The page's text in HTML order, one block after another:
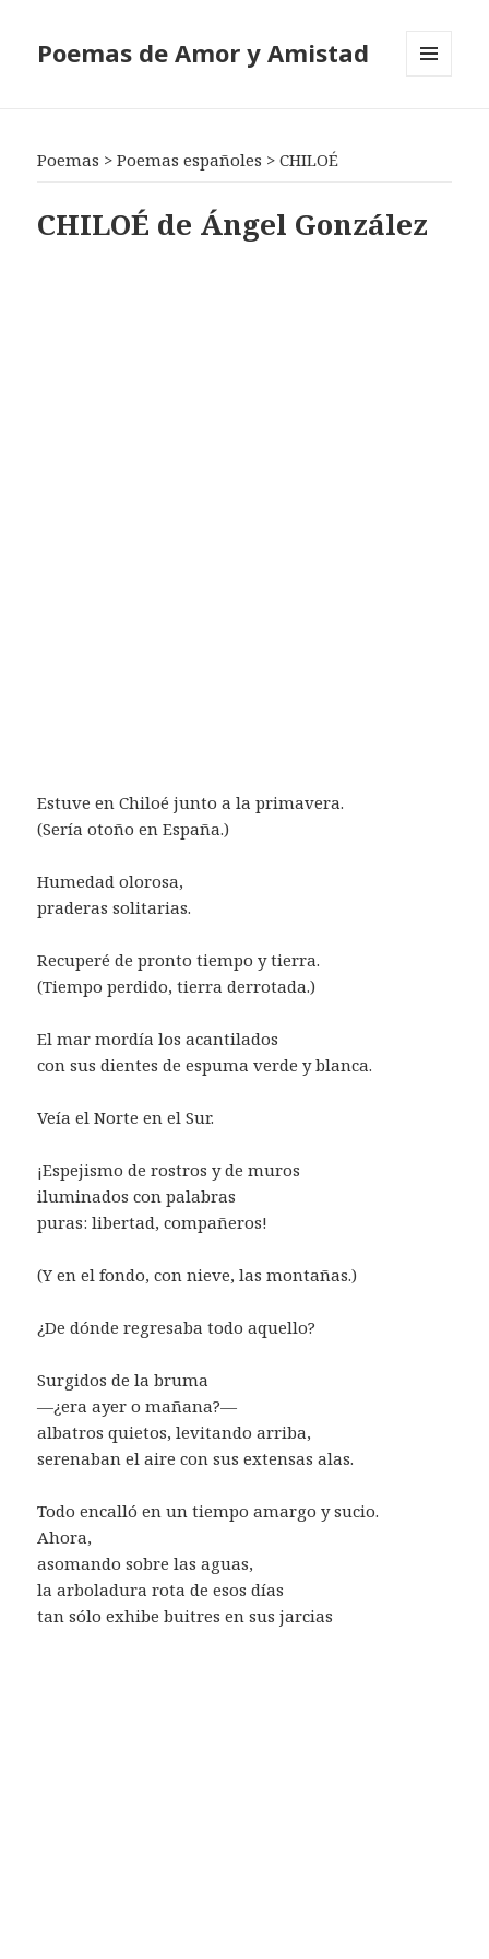
Poemas de Amor y Amistad
Poemas >Poemas españoles >CHILOÉ
CHILOÉ de Ángel González
Estuve en Chiloé junto a la primavera.
(Sería otoño en España.)
Humedad olorosa,
praderas solitarias.
Recuperé de pronto tiempo y tierra.
(Tiempo perdido, tierra derrotada.)
El mar mordía los acantilados
con sus dientes de espuma verde y blanca.
Veía el Norte en el Sur.
¡Espejismo de rostros y de muros
iluminados con palabras
puras: libertad, compañeros!
(Y en el fondo, con nieve, las montañas.)
¿De dónde regresaba todo aquello?
Surgidos de la bruma
—¿era ayer o mañana?—
albatros quietos, levitando arriba,
serenaban el aire con sus extensas alas.
Todo encalló en un tiempo amargo y sucio.
Ahora,
asomando sobre las aguas,
la arboladura rota de esos días
tan sólo exhibe buitres en sus jarcias